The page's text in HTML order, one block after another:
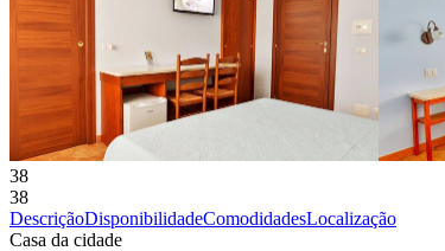
38
38
DescriçãoDisponibilidadeComodidadesLocalização
Casa da cidade